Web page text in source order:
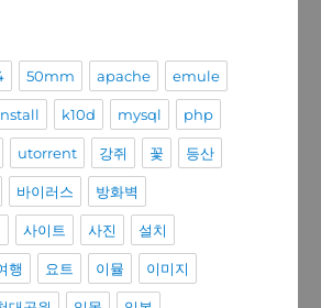
50mm apache emule
k10d mysql php
utorrent 강쥐 꽃 등산
바이러스 방화벽
사이트 사진 설치
행 요트 이뮬 이미지